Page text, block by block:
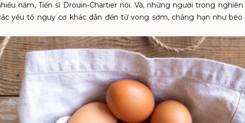
năm, Tiến sĩ Drouin-Chartier nói. Và, những người trong
yếu tố nguy cơ khác dẫn đến tử vong sớm, chẳng hạn nhưbéo